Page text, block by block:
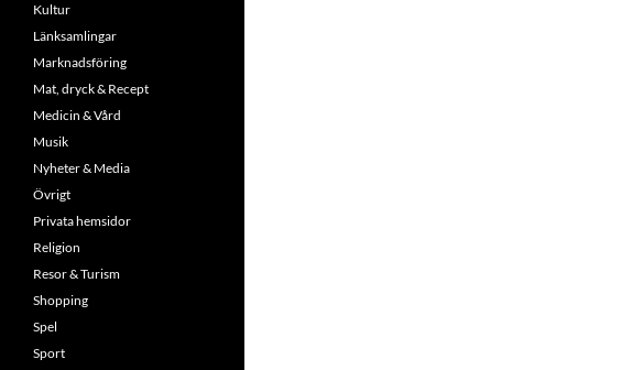
Kultur
Länksamlingar
Marknadsföring
Mat, dryck & Recept
Medicin & Vård
Musik
Nyheter & Media
Övrigt
Privata hemsidor
Religion
Resor & Turism
Shopping
Spel
Sport